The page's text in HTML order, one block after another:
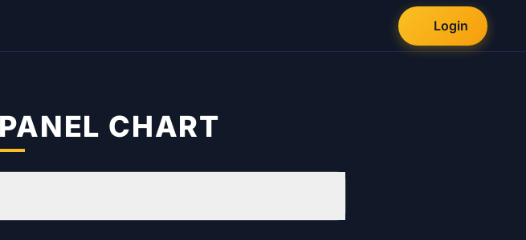
Get Live Game Alerts!
Enable notifications for instant results.
Enable Later
Login
PANEL CHART